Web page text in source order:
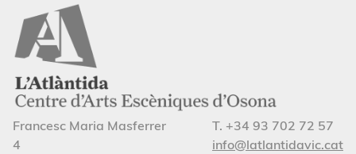
Francesc Maria Masferrer
4
T. +34 93 702 72 57
info@latlantidavic.cat